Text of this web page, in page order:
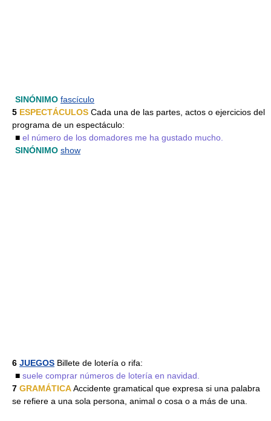
SINÓNIMO fascículo
5 ESPECTÁCULOS Cada una de las partes, actos o ejercicios del
programa de un espectáculo:
■ el número de los domadores me ha gustado mucho.
SINÓNIMO show
6 JUEGOS Billete de lotería o rifa:
■ suele comprar números de lotería en navidad.
7 GRAMÁTICAAccidente gramatical que expresa si una palabra
se refiere a una sola persona, animal o cosa o a más de una.